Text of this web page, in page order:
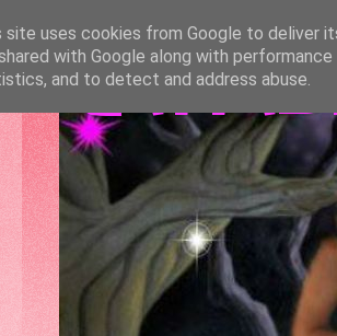
site uses cookies from Google to deliver
with Google along with
and to detect and address abuse.